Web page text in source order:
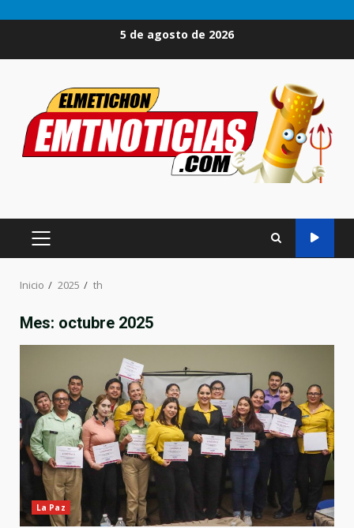
5 de agosto de 2026
MENÚ
PRINCIPAL
Inicio 2025 th
Mes: octubre 2025
La Paz